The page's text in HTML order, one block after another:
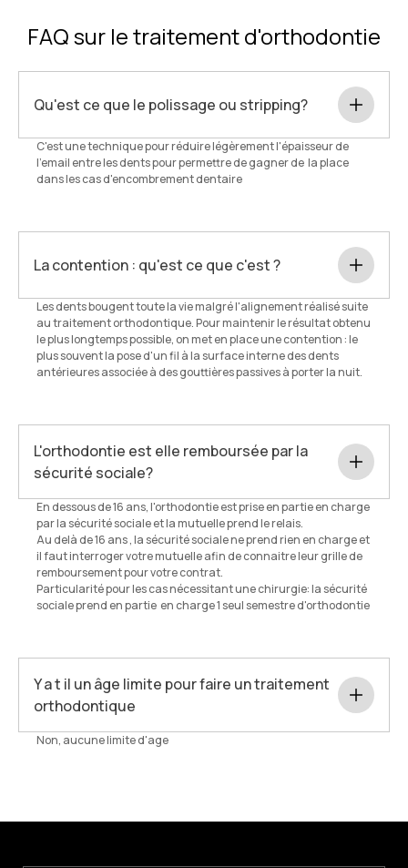
FAQ sur le traitement d'orthodontie
Qu'est ce que le polissage ou stripping?
C'est une technique pour réduire légèrement l'épaisseur de
l'email entre les dents pour permettre de gagner de la place
dans les cas d'encombrement dentaire
La contention : qu'est ce que c'est ?
Les dents bougent toute la vie malgré l'alignement réalisé suite
au traitement orthodontique. Pour maintenir le résultat obtenu
le plus longtemps possible, on met en place une contention : le
plus souvent la pose d'un fil à la surface interne des dents
antérieures associée à des gouttières passives à porter la nuit.
L'orthodontie est elle remboursée par la
sécurité sociale?
En dessous de 16 ans, l'orthodontie est prise en partie en charge
par la sécurité sociale et la mutuelle prend le relais.
Au delà de 16 ans , la sécurité sociale ne prend rien en charge et
il faut interroger votre mutuelle afin de connaitre leur grille de
remboursement pour votre contrat.
Particularité pour les cas nécessitant une chirurgie: la sécurité
sociale prend en partie en charge 1 seul semestre d'orthodontie
Y a t il un âge limite pour faire un traitement
orthodontique
Non, aucune limite d'age